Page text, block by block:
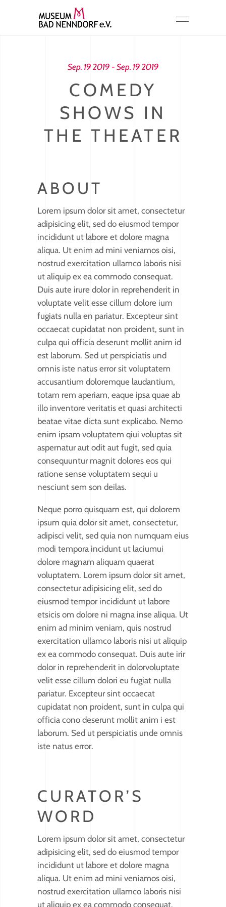
Sep. 19 2019 - Sep. 19 2019
COMEDY
SHOWS IN
THE THEATER
ABOUT
Lorem ipsum dolor sit amet, consectetur
adipisicing elit, sed do eiusmod tempor
incididunt ut labore et dolore magna
aliqua. Ut enim ad mini veniamos oisi,
nostrud exercitation ullamco laboris nisi
ut aliquip ex ea commodo consequat.
Duis aute irure dolor in reprehenderit in
voluptate velit esse cillum dolore ium
fugiats nulla en pariatur. Excepteur sint
occaecat cupidatat non proident, sunt in
culpa qui officia deserunt mollit anim id
est laborum. Sed ut perspiciatis und
omnis iste natus error sit voluptatem
accusantium doloremque laudantium,
totam rem aperiam, eaque ipsa quae ab
illo inventore veritatis et quasi architecti
beatae vitae dicta sunt explicabo. Nemo
enim ipsam voluptatem qiui voluptas sit
aspernatur aut odit aut fugit, sed quia
consequuntur magnit dolores eos qui
ratione sense voluptatem sequi u
nesciunt sem son deilas.
Neque porro quisquam est, qui dolorem
ipsum quia dolor sit amet, consectetur,
adipisci velit, sed quia non numquam eius
modi tempora incidunt ut laciumui
dolore magnam aliquam quaerat
voluptatem. Lorem ipsum dolor sit amet,
consectetur adipisicing elit, sed do
eiusmod tempor incididunt ut labore
etsicis om dolore ni magna inse aliqua. Ut
enim ad minim veniam, quis nostrud
exercitation ullamco laboris nisi ut aliquip
ex ea commodo consequat. Duis aute irir
dolor in reprehenderit in dolorvoluptate
velit esse cillum dolori eu fugiat nulla
pariatur. Excepteur sint occaecat
cupidatat non proident, sunt in culpa qui
officia cono deserunt mollit anim i est
laborum. Sed ut perspiciatis unde omnis
iste natus error.
CURATOR’S
WORD
Lorem ipsum dolor sit amet, consectetur
adipisicing elit, sed do eiusmod tempor
incididunt ut labore et dolore magna
aliqua. Ut enim ad mini veniamos oisi,
nostrud exercitation ullamco laboris nisi
ut aliquip ex ea commodo consequat.